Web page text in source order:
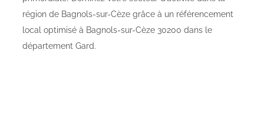
région de Bagnols-sur-Cèze grâce à un référencement
local optimisé à Bagnols-sur-Cèze 30200 dans le
département Gard.